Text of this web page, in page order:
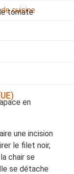
cuisine
tomate
en
une incision
le filet noir,
chair se
se détache